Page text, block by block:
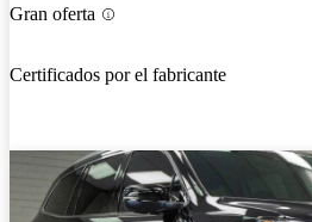
Gran oferta
Certificados por el fabricante